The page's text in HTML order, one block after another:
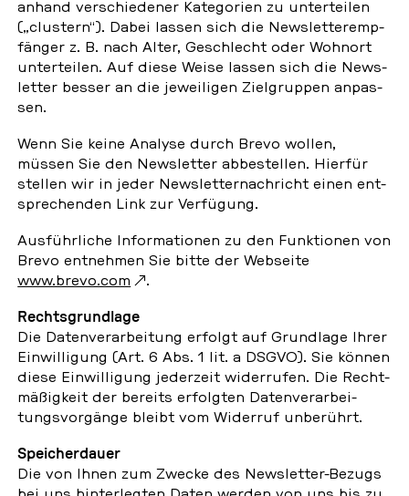
anhand ver­schie­de­ner Ka­te­go­ri­en zu un­ter­tei­len
(„clus­tern“). Dabei lassen sich die News­let­ter­emp­
fän­ger z. B. nach Alter, Ge­schlecht oder Wohnort
un­ter­tei­len. Auf diese Weise lassen sich die News­
let­ter besser an die je­wei­li­gen Ziel­grup­pen an­pas­
sen.
Wenn Sie keine Analyse durch Brevo wollen,
müssen Sie den News­let­ter ab­be­stel­len. Hierfür
stellen wir in jeder News­let­ter­nach­richt einen ent­
spre­chen­den Link zur Ver­fü­gung.
Aus­führ­li­che In­for­ma­tio­nen zu den Funk­tio­nen von
Brevo ent­neh­men Sie bitte der Web­sei­te
www.brevo.com
.
Rechts­grund­la­ge
Die Da­ten­ver­ar­bei­tung erfolgt auf Grund­la­ge Ihrer
Ein­wil­li­gung (Art. 6 Abs. 1 lit. a DSGVO). Sie können
diese Ein­wil­li­gung je­der­zeit wi­der­ru­fen. Die Recht­
mä­ßig­keit der bereits er­folg­ten Da­ten­ver­ar­bei­
tungs­vor­gän­ge bleibt vom Wi­der­ruf un­be­rührt.
Spei­cher­dau­er
Die von Ihnen zum Zwecke des News­let­ter-Bezugs